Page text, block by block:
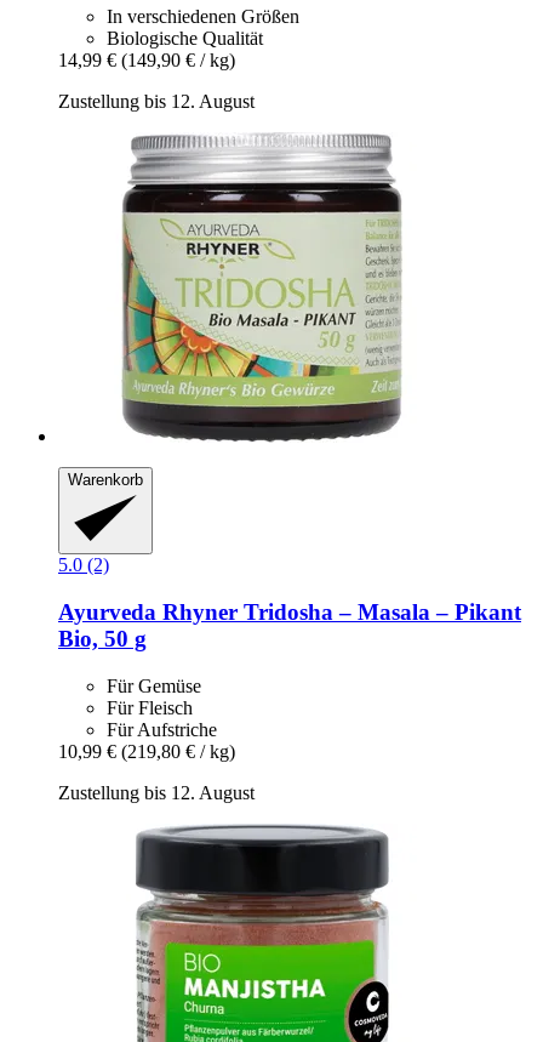
In verschiedenen Größen
Biologische Qualität
14,99 € (149,90 € / kg)
Zustellung bis 12. August
Warenkorb
5.0 (2)
Ayurveda Rhyner Tridosha – Masala – Pikant
Bio, 50 g
Für Gemüse
Für Fleisch
Für Aufstriche
10,99 € (219,80 € / kg)
Zustellung bis 12. August